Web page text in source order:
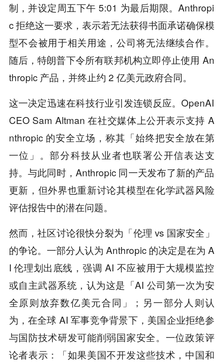
制，并设定周五下午 5:01 为最后期限。Anthropi
c 拒绝这一要求，表示若无法获得书面承诺确保模
型不会被用于相关用途，公司将无法继续合作。
随后，特朗普下令所有联邦机构立即停止使用 An
thropic 产品，并终止约 2 亿美元政府合同。
这一决定迅速在科技行业引发连锁反应。OpenAI
CEO Sam Altman 在社交媒体上公开表示支持 A
nthropic 的安全立场，称其「始终把安全放在第
一位」。部分科技从业者也联署公开信表达支
持。与此同时，Anthropic 同一天发布了新的产品
更新，但外界也重新讨论其模型在化学武器风险
评估报告中的潜在问题。
然而，社区讨论很快分裂为「伦理 vs 国家安全」
的争论。一部分人认为 Anthropic 的决定是在为 A
I 伦理划出底线，强调 AI 不应被用于大规模监控
或自主武器系统，认为这是「AI 公司第一次为安
全原则放弃数亿美元合同」；另一部分人则认
为，在全球 AI 军事竞争背景下，美国企业拒绝参
与国防技术研发可能削弱国家安全。一位政策评
论者表示：「如果美国不开发这些技术，中国和